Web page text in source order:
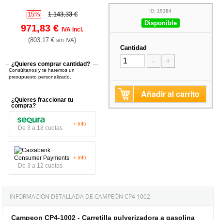
15% 1.143,33 €
971,83 €IVA incl.
(803,17 €sin IVA)
¿Quieres comprar cantidad?
Consúltanos y te haremos un
presupuesto personalizado.
¿Quieres fraccionar tu
compra?
De 3 a 18 cuotas
+ Info
De 3 a 12 cuotas
+ Info
ID:19384
Disponible
Cantidad
- +
Añadir al carrito
INFORMACIÓN DETALLADA DE CAMPEÓN CP4 1002:
Campeon CP4-1002 - Carretilla pulverizadora a gasolina